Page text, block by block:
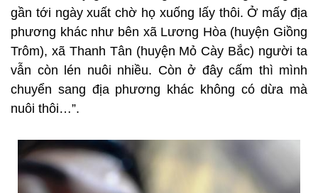
gần tới ngày xuất chờ họ xuống lấy thôi. Ở mấy địa
phương khác như bên xã Lương Hòa (huyện Giồng
Trôm), xã Thanh Tân (huyện Mỏ Cày Bắc) người ta
vẫn còn lén nuôi nhiều. Còn ở đây cấm thì mình
chuyển sang địa phương khác không có dừa mà
nuôi thôi…”.